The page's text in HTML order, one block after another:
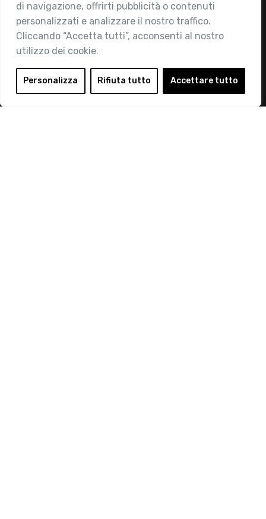
di navigazione, offrirti pubblicità o contenuti
personalizzati e analizzare il nostro traffico.
Cliccando “Accetta tutti”, acconsenti al nostro
utilizzo dei cookie.
Personalizza Rifiuta tutto Accettare tutto
Attività
Contatti
Area Riservata
Login
Diventa Socio